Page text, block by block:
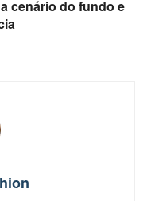
cenário do fundo e